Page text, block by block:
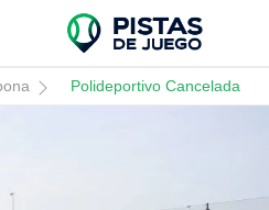
Polideportivo Cancelada